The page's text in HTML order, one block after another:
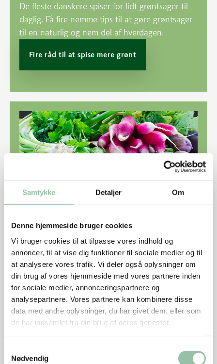
Samtykke Detaljer Om
Denne hjemmeside bruger cookies
Vi bruger cookies til at tilpasse vores indhold og
annoncer, til at vise dig funktioner til sociale medier og til
at analysere vores trafik. Vi deler også oplysninger om
din brug af vores hjemmeside med vores partnere inden
for sociale medier, annonceringspartnere og
analysepartnere. Vores partnere kan kombinere disse
data med andre oplysninger, du har givet dem, eller som
de har indsamlet fra din brug af deres tjenester.
Nødvendig
De fleste danskere spiser for lidt grøntsager til
daglig. Få fire nemme tips til at gøre grøntsager
til en naturlig og nem del af hverdagen.
Fire råd til at spise mere grønt
Grove og fine grøntsager
gram):
Frugter: Tomat, agurk, peberfrugt og squash
Bladgrøntsager: Salat, bladselleri og spinat
Grove grøntsager (over 2 gram kostfibre/100
gram):
persillerod og pastinak